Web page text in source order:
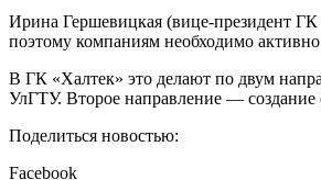
Ирина Гершевицкая (вице-президент
поэтому компаниям необходимо
В ГК «Халтек» это делают по двум
УлГТУ. Второе направление —
Поделиться новостью:
Facebook